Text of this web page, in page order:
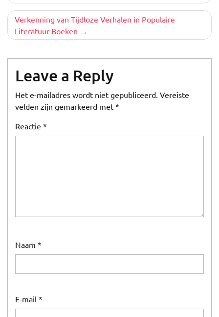
Verkenning van Tijdloze Verhalen in Populaire
Literatuur Boeken
Leave a Reply
Het e-mailadres wordt niet gepubliceerd. Vereiste
velden zijn gemarkeerd met *
Reactie *
Naam *
E-mail *